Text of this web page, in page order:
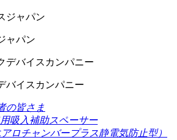
ャパン
バイスカンパニー
の皆さま
吸入補助スペーサー
アロチャンバープラス静電気防止型）